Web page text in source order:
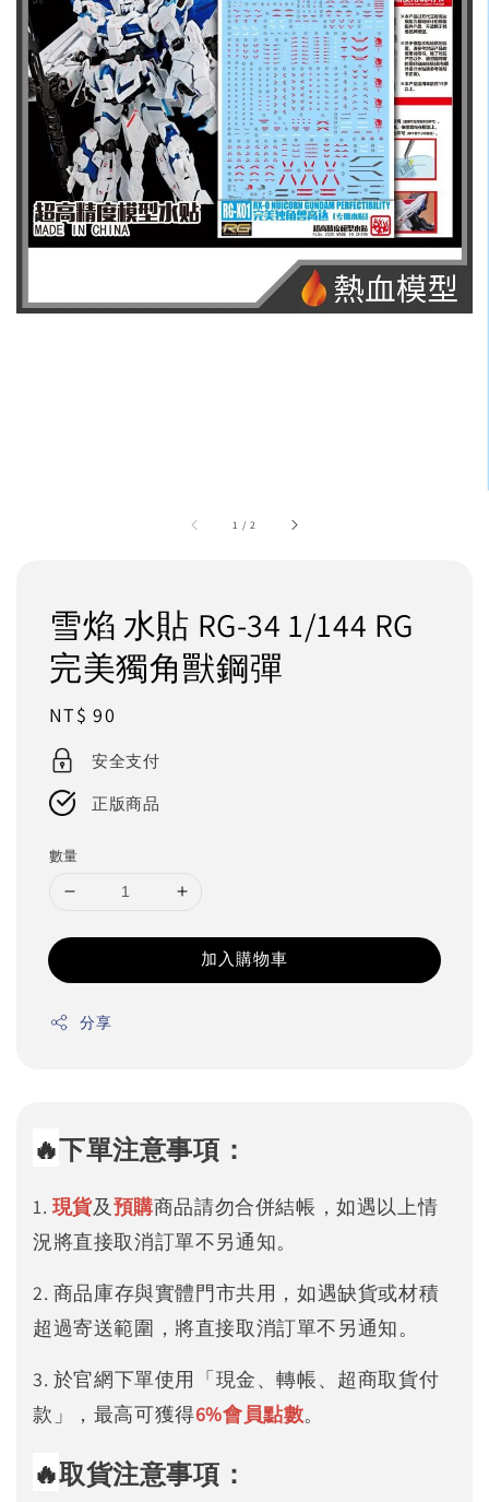
1 /2
雪焰 水貼 RG-34 1/144 RG
完美獨角獸鋼彈
Regular
price
NT$ 90
安全支付
正版商品
數量
加入購物車
分享
🔥下單注意事項：
1. 現貨及預購商品請勿合併結帳，如遇以上情
況將直接取消訂單不另通知。
2. 商品庫存與實體門市共用，如遇缺貨或材積
超過寄送範圍，將直接取消訂單不另通知。
3. 於官網下單使用「現金、轉帳、超商取貨付
款」，最高可獲得6%會員點數。
🔥取貨注意事項：